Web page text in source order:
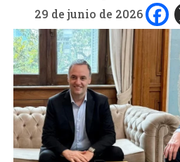
29 de junio de 2026